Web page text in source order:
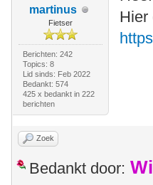
martinus
Fietser
Berichten: 242
Topics: 8
Lid sinds: Feb 2022
Bedankt: 574
425 x bedankt in 222
berichten
Hier
Zoek
Bedankt door: